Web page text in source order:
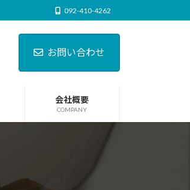
092-410-4262
お問い合わせ
会社概要
COMPANY